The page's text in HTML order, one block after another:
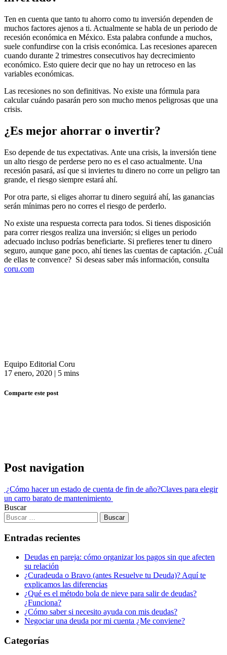
Ten en cuenta que tanto tu ahorro como tu inversión dependen de
muchos factores ajenos a ti. Actualmente se habla de un periodo de
recesión económica en México. Esta palabra confunde a muchos,
suele confundirse con la crisis económica. Las recesiones aparecen
cuando durante 2 trimestres consecutivos hay decrecimiento
económico. Esto quiere decir que no hay un retroceso en las
variables económicas.
Las recesiones no son definitivas. No existe una fórmula para
calcular cuándo pasarán pero son mucho menos peligrosas que una
crisis.
¿Es mejor ahorrar o invertir?
Eso depende de tus expectativas. Ante una crisis, la inversión tiene
un alto riesgo de perderse pero no es el caso actualmente. Una
recesión pasará, así que si inviertes tu dinero no corre un peligro tan
grande, el riesgo siempre estará ahí.
Por otra parte, si eliges ahorrar tu dinero seguirá ahí, las ganancias
serán mínimas pero no corres el riesgo de perderlo.
No existe una respuesta correcta para todos. Si tienes disposición
para correr riesgos realiza una inversión; si eliges un periodo
adecuado incluso podrías beneficiarte. Si prefieres tener tu dinero
seguro, aunque gane poco, ahí tienes las cuentas de captación. ¿Cuál
de ellas te convence? Si deseas saber más información, consulta
coru.com
Equipo Editorial Coru
17 enero, 2020 | 5 mins
Comparte este post
Post navigation
¿Cómo hacer un estado de cuenta de fin de año?Claves para elegir
un carro barato de mantenimiento
Buscar
Entradas recientes
Deudas en pareja: cómo organizar los pagos sin que afecten
su relación
¿Curadeuda o Bravo (antes Resuelve tu Deuda)? Aquí te
explicamos las diferencias
¿Qué es el método bola de nieve para salir de deudas?
¿Funciona?
¿Cómo saber si necesito ayuda con mis deudas?
Negociar una deuda por mi cuenta ¿Me conviene?
Categorías